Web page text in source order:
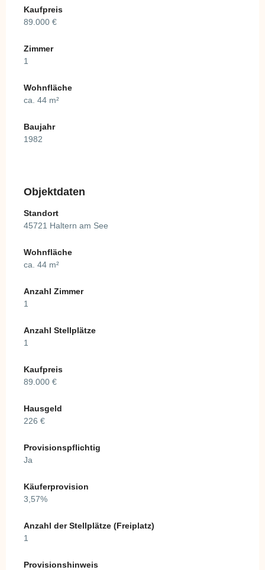
Kaufpreis
89.000 €
Zimmer
1
Wohnfläche
ca. 44 m²
Baujahr
1982
Objektdaten
Standort
45721 Haltern am See
Wohnfläche
ca. 44 m²
Anzahl Zimmer
1
Anzahl Stellplätze
1
Kaufpreis
89.000 €
Hausgeld
226 €
Provisionspflichtig
Ja
Käuferprovision
3,57%
Anzahl der Stellplätze (Freiplatz)
1
Provisionshinweis